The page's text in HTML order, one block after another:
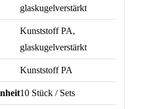
glaskugelverstärkt
Kunststoff PA,
glaskugelverstärkt
Kunststoff PA
10 Stück / Sets